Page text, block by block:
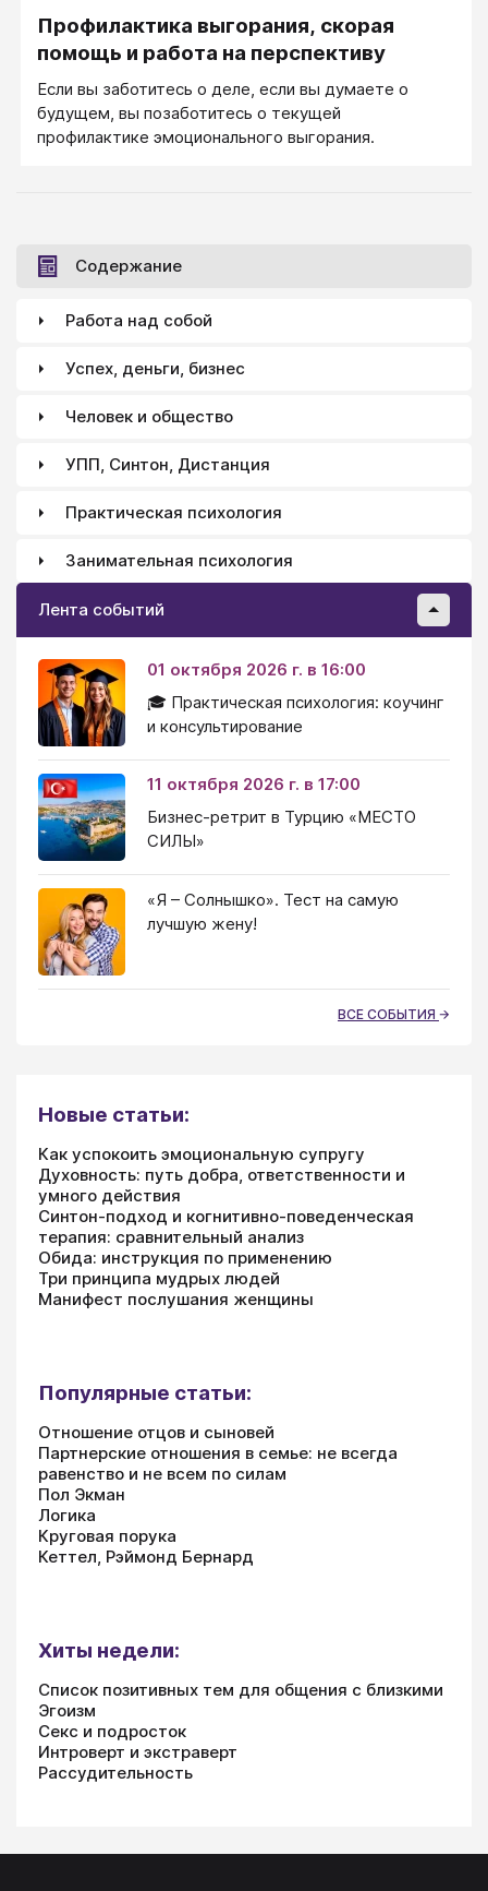
Профилактика выгорания, скорая
помощь и работа на перспективу
Если вы заботитесь о деле, если вы думаете о
будущем, вы позаботитесь о текущей
профилактике эмоционального выгорания.
Содержание
Работа над собой
Успех, деньги, бизнес
Человек и общество
УПП, Синтон, Дистанция
Практическая психология
Занимательная психология
Лента событий
01 октября 2026 г. в 16:00
🎓 Практическая психология: коучинг
и консультирование
11 октября 2026 г. в 17:00
Бизнес-ретрит в Турцию «МЕСТО
СИЛЫ»
«Я – Солнышко». Тест на самую
лучшую жену!
ВСЕ СОБЫТИЯ
Новые статьи:
Как успокоить эмоциональную супругу
Духовность: путь добра, ответственности и
умного действия
Синтон-подход и когнитивно-поведенческая
терапия: сравнительный анализ
Обида: инструкция по применению
Три принципа мудрых людей
Манифест послушания женщины
Популярные статьи:
Отношение отцов и сыновей
Партнерские отношения в семье: не всегда
равенство и не всем по силам
Пол Экман
Логика
Круговая порука
Кеттел, Рэймонд Бернард
Хиты недели:
Список позитивных тем для общения с близкими
Эгоизм
Секс и подросток
Интроверт и экстраверт
Рассудительность